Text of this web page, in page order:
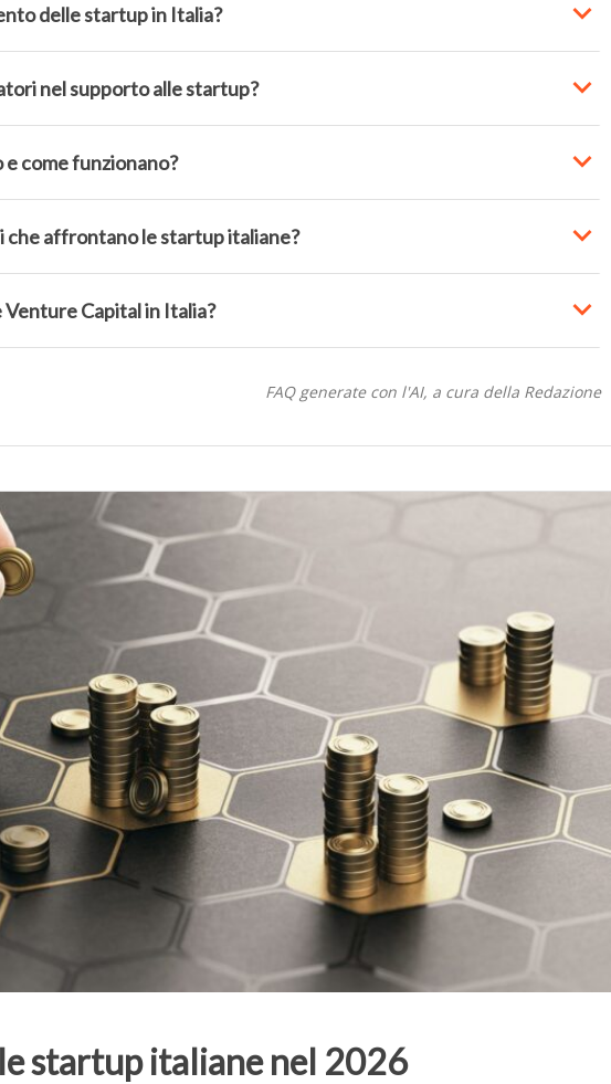
delle startup in Italia?
nel supporto alle startup?
come funzionano?
che affrontano le startup italiane?
Capital in Italia?
FAQ generate con l'AI, a cura della Redazione
startup italiane nel 2026